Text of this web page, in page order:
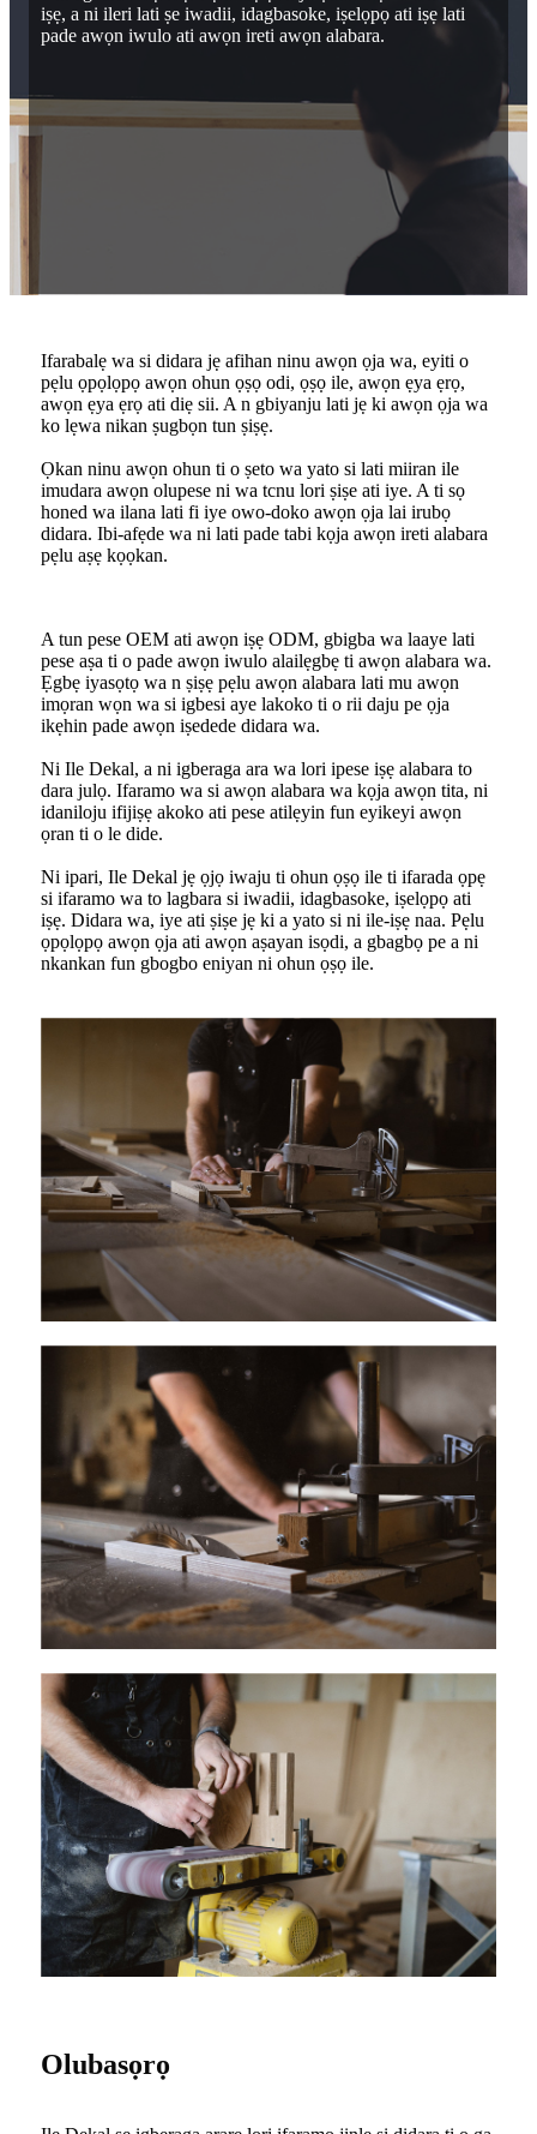
iṣẹ, a ni ileri lati ṣe iwadii, idagbasoke, iṣelọpọ ati iṣẹ lati
pade awọn iwulo ati awọn ireti awọn alabara.
Ifarabalẹ wa si didara jẹ afihan ninu awọn ọja wa, eyiti o
pẹlu ọpọlọpọ awọn ohun ọṣọ odi, ọṣọ ile, awọn ẹya ẹrọ,
awọn ẹya ẹrọ ati diẹ sii. A n gbiyanju lati jẹ ki awọn ọja wa
ko lẹwa nikan ṣugbọn tun ṣiṣẹ.
Ọkan ninu awọn ohun ti o ṣeto wa yato si lati miiran ile
imudara awọn olupese ni wa tcnu lori ṣiṣe ati iye. A ti sọ
honed wa ilana lati fi iye owo-doko awọn ọja lai irubọ
didara. Ibi-afẹde wa ni lati pade tabi kọja awọn ireti alabara
pẹlu aṣẹ kọọkan.
A tun pese OEM ati awọn iṣẹ ODM, gbigba wa laaye lati
pese aṣa ti o pade awọn iwulo alailẹgbẹ ti awọn alabara wa.
Ẹgbẹ iyasọtọ wa n ṣiṣẹ pẹlu awọn alabara lati mu awọn
imọran wọn wa si igbesi aye lakoko ti o rii daju pe ọja
ikẹhin pade awọn iṣedede didara wa.
Ni Ile Dekal, a ni igberaga ara wa lori ipese iṣẹ alabara to
dara julọ. Ifaramo wa si awọn alabara wa kọja awọn tita, ni
idaniloju ifijiṣẹ akoko ati pese atilẹyin fun eyikeyi awọn
ọran ti o le dide.
Ni ipari, Ile Dekal jẹ ọjọ iwaju ti ohun ọṣọ ile ti ifarada ọpẹ
si ifaramo wa to lagbara si iwadii, idagbasoke, iṣelọpọ ati
iṣẹ. Didara wa, iye ati ṣiṣe jẹ ki a yato si ni ile-iṣẹ naa. Pẹlu
ọpọlọpọ awọn ọja ati awọn aṣayan isọdi, a gbagbọ pe a ni
nkankan fun gbogbo eniyan ni ohun ọṣọ ile.
Olubasọrọ